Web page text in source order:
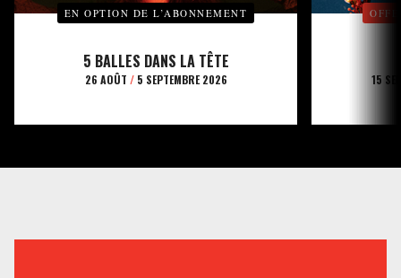
EN OPTION DE L’ABONNEMENT
5 BALLES DANS LA TÊTE
26 AOÛT /5 SEPTEMBRE 2026 15